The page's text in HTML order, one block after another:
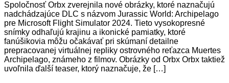
Spoločnosť Orbx zverejnila nové obrázky, ktoré naznačujú
nadchádzajúce DLC s názvom Jurassic World: Archipelago
pre Microsoft Flight Simulator 2024. Tieto vysokopresné
snímky odhaľujú krajinu a ikonické pamiatky, ktoré
fanúšikovia môžu očakávať pri skúmaní detailne
prepracovanej virtuálnej repliky ostrovného reťazca Muertes
Archipelago, známeho z filmov. Obrázky od Orbx Orbx taktiež
uvoľnila ďalší teaser, ktorý naznačuje, že […]